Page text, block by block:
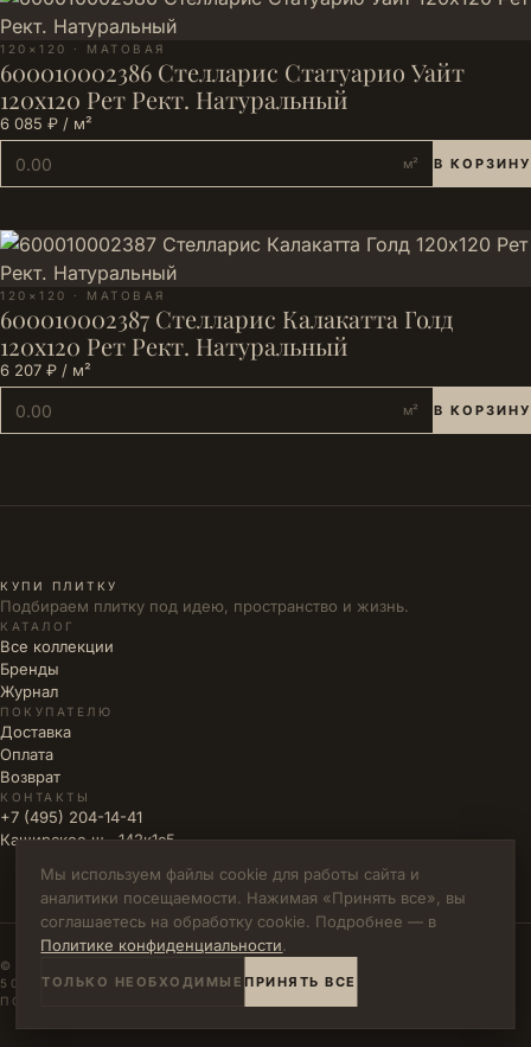
120×120 · МАТОВАЯ
600010002386 Стелларис Статуарио Уайт
120х120 Рет Рект. Натуральный
6 085 ₽ / м²
м² В КОРЗИНУ
120×120 · МАТОВАЯ
600010002387 Стелларис Калакатта Голд
120х120 Рет Рект. Натуральный
6 207 ₽ / м²
м² В КОРЗИНУ
КУПИ ПЛИТКУ
Подбираем плитку под идею, пространство и жизнь.
КАТАЛОГ
Все коллекции
Бренды
Журнал
ПОКУПАТЕЛЮ
Доставка
Оплата
Возврат
КОНТАКТЫ
+7 (495) 204-14-41
Каширское ш., 142к1с5
© 2026 КУПИ ПЛИТКУ · ИП ВЛАДИМИРОВА М.Н. · ИНН
502771785894
ПОЛИТИКА КОНФИДЕНЦИАЛЬНОСТИ
Мы используем файлы cookie для работы сайта и
аналитики посещаемости. Нажимая «Принять все», вы
соглашаетесь на обработку cookie. Подробнее — в
Политике конфиденциальности.
ТОЛЬКО НЕОБХОДИМЫЕ ПРИНЯТЬ ВСЕ